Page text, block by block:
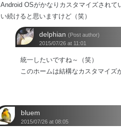
Android OSがかなりカスタマイズされ
い続けると思いますけど（笑）
delphian (Post author)
2015/07/26 at 11:01
統一したいですね～（笑）
このホームは結構なカスタマイズ
bluem
2015/07/26 at 08:05